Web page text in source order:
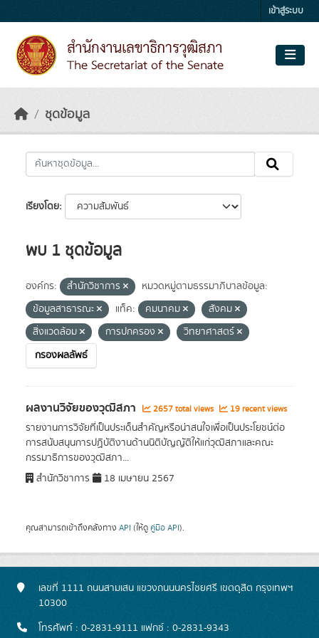
เข้าสู่ระบบ
ชุดข้อมูล
เรียงโดย
พบ 1 ชุดข้อมูล
องค์กร: สำนักวิชาการ
หมวดหมู่ตามธรรมาภิบาลข้อมูล:
ข้อมูลสาธารณะ
แท็ค: คมนาคม
สังคม
สิ่งแวดล้อม
การปกครอง
วิทยาศาสตร์
กรองผลลัพธ์
ผลงานวิจัยของวุฒิสภา 2657 total views 19 recent views
รายงานการวิจัยที่เป็นประเด็นสำคัญหรือน่าสนใจเพื่อเป็นประโยชน์ต่อ
การสนับสนุนการปฏิบัติงานด้านนิติบัญญัติให้แก่วุฒิสภาและคณะ
กรรมาธิการของวุฒิสภา...
สำนักวิชาการ
18 เมษายน 2567
คุณสามารถเข้าถึงคลังทาง API (ให้ดู คู่มือ API).
เลขที่ 1111 ถนนสามเสน แขวงถนนนครไชยศรี เขตดุสิต กรุงเทพฯ
10300
โทรศัพท์ : 0-2831-9111 แฟกซ์ : 0-2831-9343